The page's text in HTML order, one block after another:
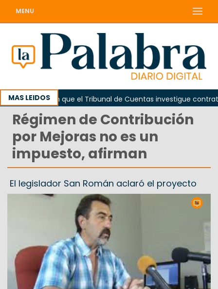
MENU
MAS LEIDOS
Piden que el Tribunal de Cuentas investigue
Régimen de Contribución
por Mejoras no es un
impuesto, afirman
El legislador San Román aclaró el proyecto